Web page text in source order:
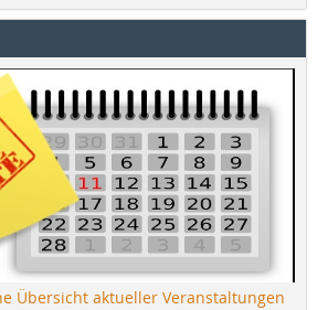
Übersicht aktueller Veranstaltungen